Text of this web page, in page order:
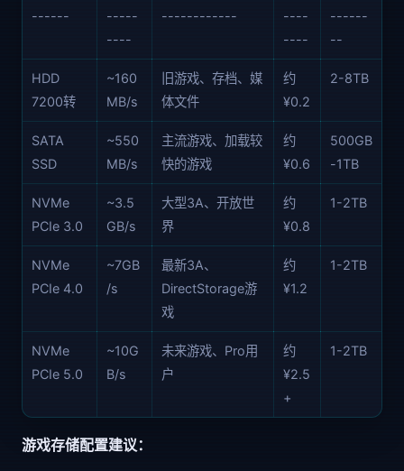
------
-----
----
------------
----
----
------
--
HDD
7200转
~160
MB/s
旧游戏、存档、媒
体文件
约
¥0.2
2-8TB
SATA
SSD
~550
MB/s
主流游戏、加载较
快的游戏
约
¥0.6
500GB
-1TB
NVMe
PCIe 3.0
~3.5
GB/s
大型3A、开放世
界
约
¥0.8
1-2TB
NVMe
PCIe 4.0
~7GB
/s
最新3A、
DirectStorage游
戏
约
¥1.2
1-2TB
NVMe
PCIe 5.0
~10G
B/s
未来游戏、Pro用
户
约
¥2.5
+
1-2TB
游戏存储配置建议：